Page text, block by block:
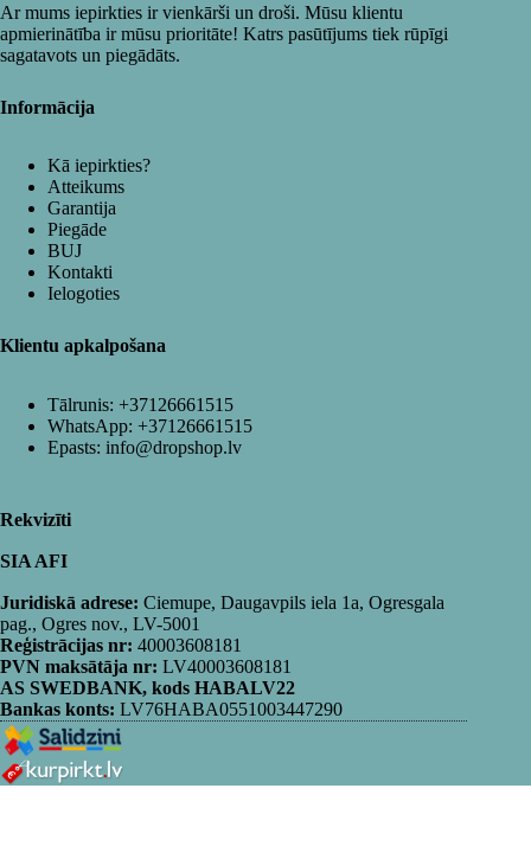
Ar mums iepirkties ir vienkārši un droši. Mūsu klientu
apmierinātība ir mūsu prioritāte! Katrs pasūtījums tiek rūpīgi
sagatavots un piegādāts.
Informācija
Kā iepirkties?
Atteikums
Garantija
Piegāde
BUJ
Kontakti
Ielogoties
Klientu apkalpošana
Tālrunis: +37126661515
WhatsApp: +37126661515
Epasts: info@dropshop.lv
Rekvizīti
SIA AFI
Juridiskā adrese: Ciemupe, Daugavpils iela 1a, Ogresgala
pag., Ogres nov., LV-5001
Reģistrācijas nr: 40003608181
PVN maksātāja nr: LV40003608181
AS SWEDBANK, kods HABALV22
Bankas konts: LV76HABA0551003447290